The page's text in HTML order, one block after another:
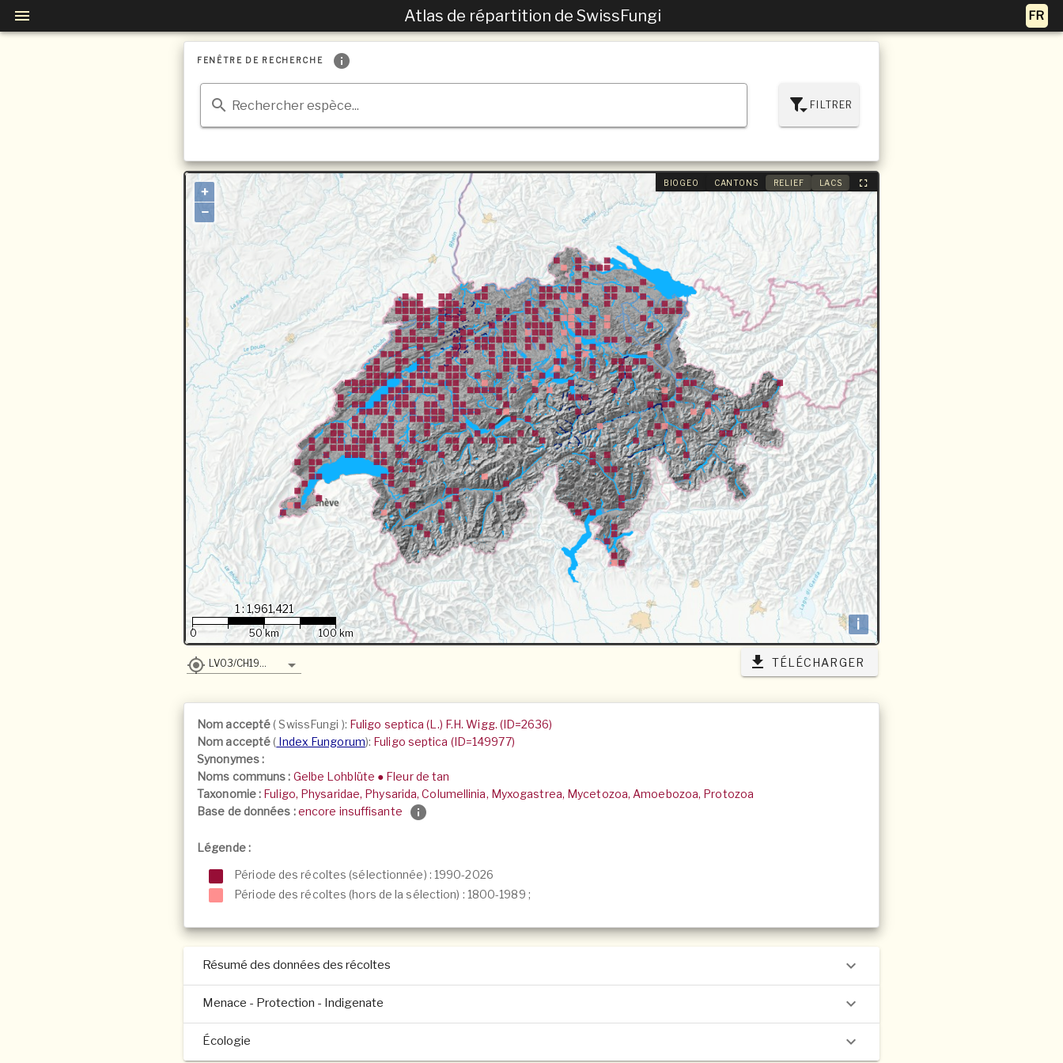
Atlas de répartition de SwissFungi
FENÊTRE DE RECHERCHE
Rechercher espèce... FILTRER
BIOGEO CANTONS RELIEF LACS
+
−
i
1 : 1,961,421
0 50 km 100 km
LV03/CH1903 TÉLÉCHARGER
Nom accepté(SwissFungi ): Fuligo septica (L.) F.H. Wigg. (ID=2636)
Nom accepté( Index Fungorum): Fuligo septica (ID=149977)
Synonymes :
Noms communs : Gelbe Lohblüte ● Fleur de tan
Taxonomie : Fuligo, Physaridae, Physarida, Columellinia, Myxogastrea, Mycetozoa, Amoebozoa, Protozoa
Base de données :encore insuffisante
Légende :
Période des récoltes (sélectionnée) : 1990-2026
Période des récoltes (hors de la sélection) : 1800-1989 ;
Résumé des données des récoltes
Menace - Protection - Indigenate
Écologie